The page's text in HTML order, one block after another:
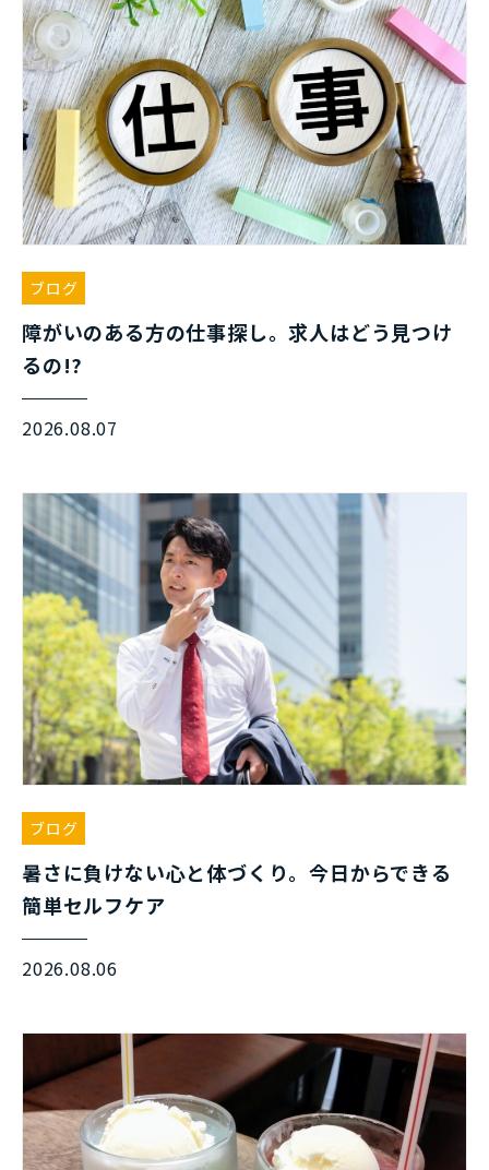
ブログ
障がいのある方の仕事探し。求人はどう見つけ
るの!?
2026.08.07
ブログ
暑さに負けない心と体づくり。今日からできる
簡単セルフケア
2026.08.06